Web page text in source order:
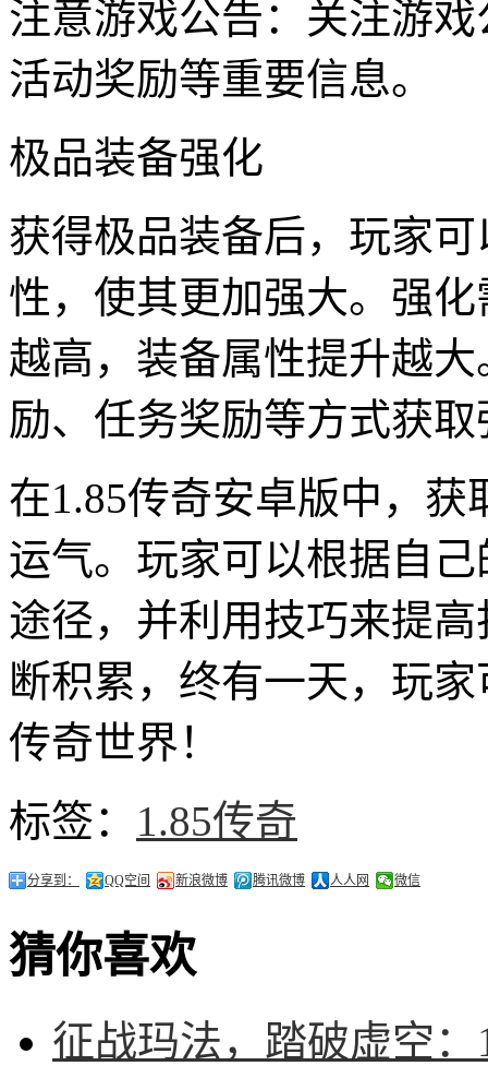
注意游戏公告：关注游
活动奖励等重要信息。
极品装备强化
获得极品装备后，玩家
性，使其更加强大。强
越高，装备属性提升越
励、任务奖励等方式获
在1.85传奇安卓版中，
运气。玩家可以根据自
途径，并利用技巧来提
断积累，终有一天，玩
传奇世界！
标签： 1.85传奇
分享到： QQ空间 新浪微博 腾讯微博 人人网 微信
猜你喜欢
征战玛法，踏破虚空